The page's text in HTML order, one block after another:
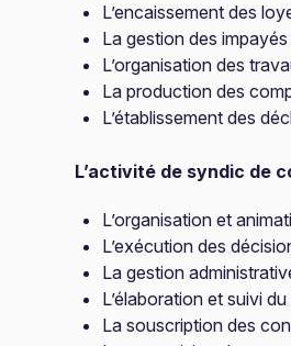
L’encaissement des
La gestion des
L’organisation des
La production des
L’établissement des
L’activité de syndic de
L’organisation et
L’exécution des
La gestion
L’élaboration et suivi
La souscription des